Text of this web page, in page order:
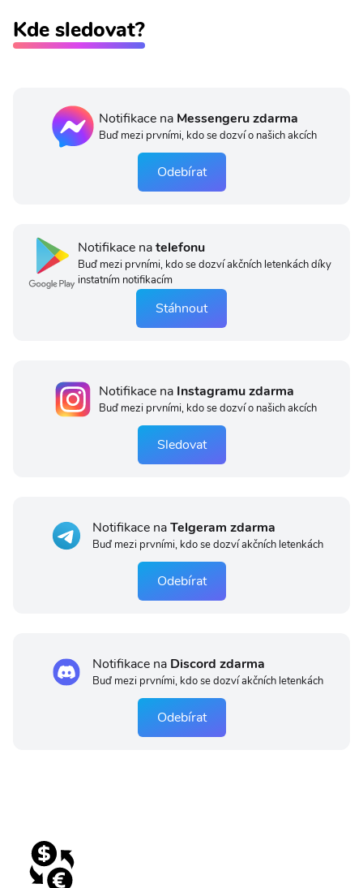
Kde sledovat?
Notifikace na Messengeru zdarma
Buď mezi prvními, kdo se dozví o našich akcích
Odebírat
Notifikace natelefonu
Buď mezi prvními, kdo se dozví akčních letenkách díky
instatním notifikacím
Stáhnout
Notifikace na Instagramu zdarma
Buď mezi prvními, kdo se dozví o našich akcích
Sledovat
Notifikace naTelgeram zdarma
Buď mezi prvními, kdo se dozví akčních letenkách
Odebírat
Notifikace na Discord zdarma
Buď mezi prvními, kdo se dozví akčních letenkách
Odebírat